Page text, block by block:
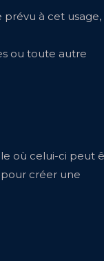
prévu à cet usage,
ou toute autre
où celui-ci peut
créer une